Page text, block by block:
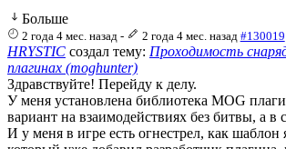
Больше
2 года 4 мес. назад - 2 года 4 мес. назад #130019
HRYSTIC создал тему: Проходимость
плагинах (moghunter)
Здравствуйте! Перейду к делу.
У меня установлена библиотека MOG
вариант на взаимодействиях без битвы, а в
И у меня в игре есть огнестрел, как шаблон